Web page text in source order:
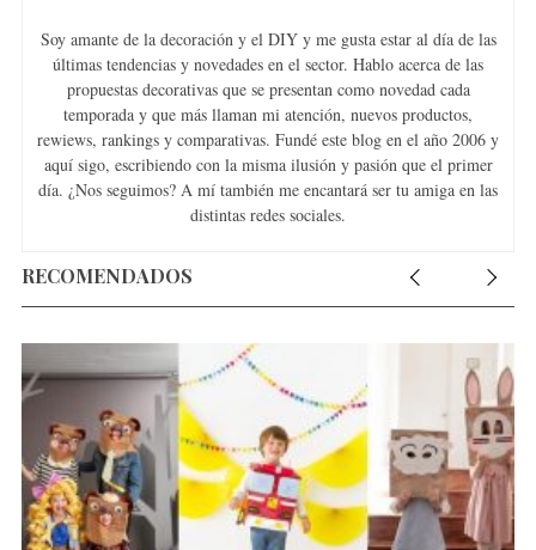
Soy amante de la decoración y el DIY y me gusta estar al día de las
últimas tendencias y novedades en el sector. Hablo acerca de las
propuestas decorativas que se presentan como novedad cada
temporada y que más llaman mi atención, nuevos productos,
rewiews, rankings y comparativas. Fundé este blog en el año 2006 y
aquí sigo, escribiendo con la misma ilusión y pasión que el primer
día. ¿Nos seguimos? A mí también me encantará ser tu amiga en las
distintas redes sociales.
RECOMENDADOS